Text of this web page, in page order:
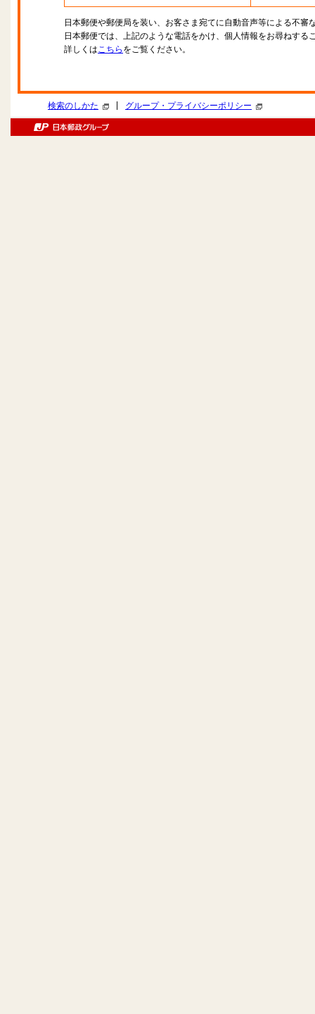
日本郵便や郵便局を装い、お客さま宛てに自動音声等による不審
日本郵便では、上記のような電話をかけ、個人情報をお尋ねする
詳しくはこちら をご覧ください。
検索のしかた グループ・プライバシーポリシー